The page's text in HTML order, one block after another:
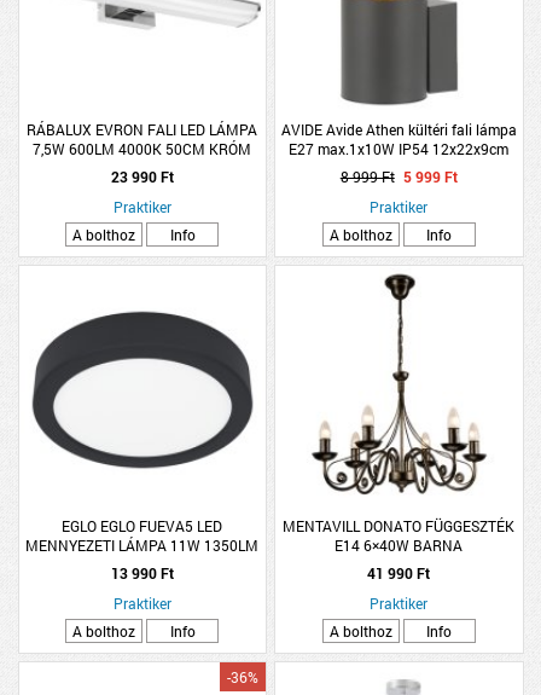
RÁBALUX EVRON FALI LED LÁMPA
7,5W 600LM 4000K 50CM KRÓM
IP44
23 990 Ft
Praktiker
A bolthoz
Info
AVIDE Avide Athen kültéri fali lámpa
E27 max.1x10W IP54 12x22x9cm
fekete
8 999 Ft 5 999 Ft
Praktiker
A bolthoz
Info
EGLO EGLO FUEVA5 LED
MENNYEZETI LÁMPA 11W 1350LM
3000K IP44 16CM FEKETE
13 990 Ft
Praktiker
A bolthoz
Info
MENTAVILL DONATO FÜGGESZTÉK
E14 6×40W BARNA
41 990 Ft
Praktiker
A bolthoz
Info
-36%